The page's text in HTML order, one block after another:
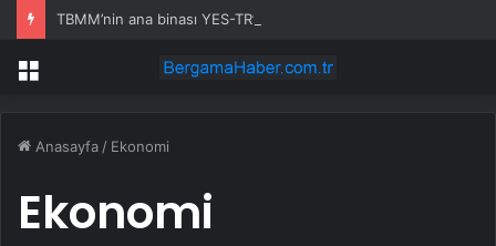
Menü
Anasayfa / Ekonomi
Ekonomi